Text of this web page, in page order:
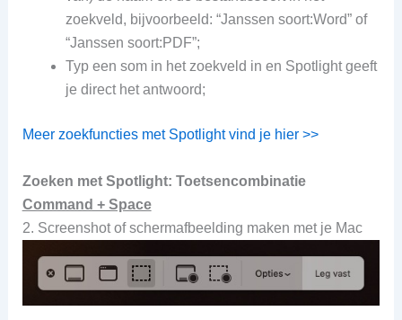
zoekveld, bijvoorbeeld: “Janssen soort:Word” of
“Janssen soort:PDF”;
Typ een som in het zoekveld in en Spotlight geeft
je direct het antwoord;
Meer zoekfuncties met Spotlight vind je hier >>
Zoeken met Spotlight: Toetsencombinatie
Command + Space
2. Screenshot of schermafbeelding maken met je Mac